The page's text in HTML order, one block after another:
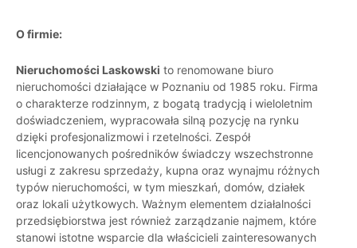
O firmie:
Nieruchomości Laskowski to renomowane biuro
nieruchomości działające w Poznaniu od 1985 roku. Firma
o charakterze rodzinnym, z bogatą tradycją i wieloletnim
doświadczeniem, wypracowała silną pozycję na rynku
dzięki profesjonalizmowi i rzetelności. Zespół
licencjonowanych pośredników świadczy wszechstronne
usługi z zakresu sprzedaży, kupna oraz wynajmu różnych
typów nieruchomości, w tym mieszkań, domów, działek
oraz lokali użytkowych. Ważnym elementem działalności
przedsiębiorstwa jest również zarządzanie najmem, które
stanowi istotne wsparcie dla właścicieli zainteresowanych